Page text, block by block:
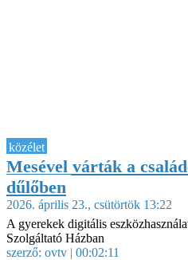
közélet
Mesével várták a
dűlőben
2026. április 23., csütörtök 13:22
A gyerekek digitális
Szolgáltató Házban
szerző: ovtv | 00:02:11